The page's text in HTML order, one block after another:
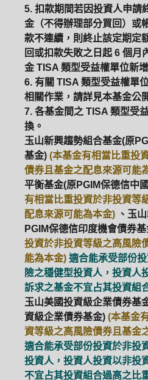
5. 扣款期間若因投資人申請
金（不得辦理部分買回）或
款不連續，則終止該定期定
回或扣款失敗之日起 6 個月
金 TISA 類型受益權單位新
6. 有關 TISA 類型受益權單
相關作業，請詳見本基金公
7. 各基金間之 TISA 類型受
換。
玉山新興趨勢組合基金(原
基金) (本基金有相當比重投
債券且基金之配息來源可能
平衡基金(原PGIM保德信中
有相當比重投資於非投資等
配息來源可能為本金) 、玉
PGIM保德信印度機會債券
投資於非投資等級之高風險
能為本金) 適合能承受部份
險之穩健型投資人，投資人
訴求之基金不宜占其投資組
玉山美國投資級企業債券基
資級企業債券基金) (本基金
資等級之高風險債券且基金
適合能承受部份投資於非投
投資人，投資人投資以非投
不宜占其投資組合過高之比